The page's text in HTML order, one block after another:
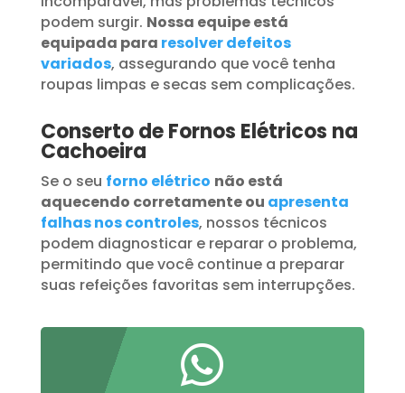
podem surgir. Nossa equipe está
equipada para resolver defeitos
variados, assegurando que você tenha
roupas limpas e secas sem complicações.
Conserto de Fornos Elétricos na
Cachoeira
Se o seu forno elétrico não está
aquecendo corretamente ou apresenta
falhas nos controles, nossos técnicos
podem diagnosticar e reparar o problema,
permitindo que você continue a preparar
suas refeições favoritas sem interrupções.
